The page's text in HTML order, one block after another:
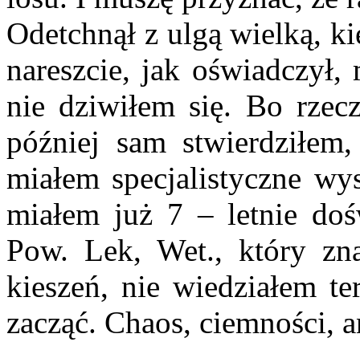
Odetchnął z ulgą wielką,
nareszcie, jak oświadczył,
nie dziwiłem się. Bo
później sam
miałem specjalistyczne
miałem już 7 – letnie
Pow. Lek, Wet., który
kieszeń, nie wiedziałem
zacząć. Chaos, ciemności,